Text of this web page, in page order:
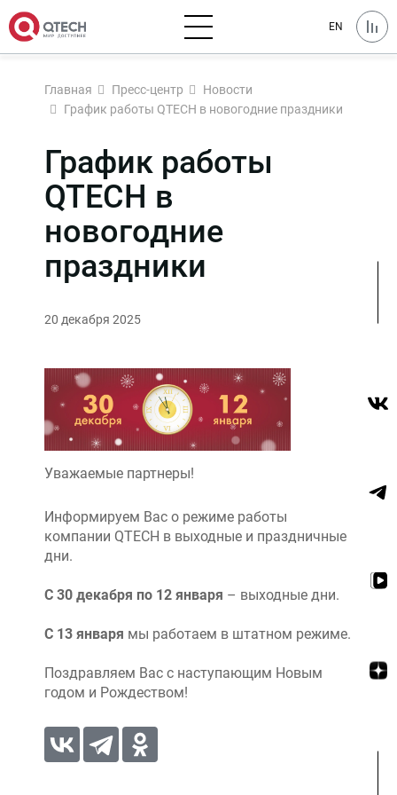
EN
Главная Пресс-центр
Новости
График работы QTECH в новогодние праздники
График работы
QTECH в
новогодние
праздники
20 декабря 2025
Уважаемые партнеры!
Информируем Вас о режиме работы
компании QTECH в выходные и праздничные
дни.
С 30 декабря по 12 января – выходные дни.
С 13 января мы работаем в штатном режиме.
Поздравляем Вас с наступающим Новым
годом и Рождеством!